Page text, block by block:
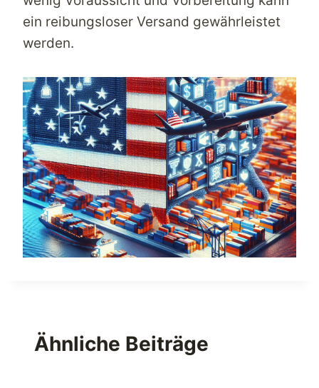
ein reibungsloser Versand gewährleistet
werden.
Ähnliche Beiträge